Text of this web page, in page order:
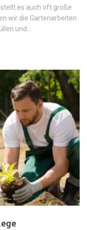
es auch oft große
wir die Gartenarbeiten
und…